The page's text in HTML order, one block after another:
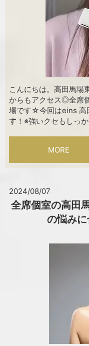
こんにちは。高田馬場
からもアクセス◎全席
場です☆今回はeins 高
す！※強いクセもしっ
MORE
2024/08/07
全席個室の高田
の悩みに